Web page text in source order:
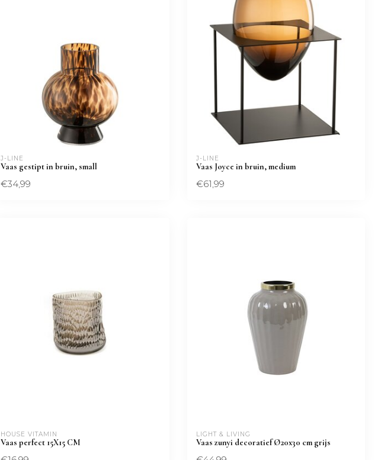
J-LINE
Vaas gestipt in bruin, small
€34,99
J-LINE
Vaas Joyce in bruin, medium
€61,99
HOUSE VITAMIN
Vaas perfect 15X15 CM
LIGHT & LIVING
Vaas zunyi decoratief Ø20x30 cm grijs